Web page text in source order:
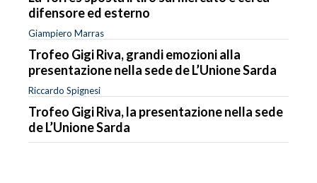
difensore ed esterno
Giampiero Marras
Trofeo Gigi Riva, grandi emozioni alla
presentazione nella sede de L’Unione Sarda
Riccardo Spignesi
Trofeo Gigi Riva, la presentazione nella sede
de L’Unione Sarda